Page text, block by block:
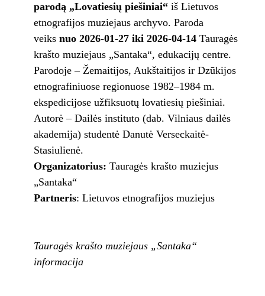
parodą „Lovatiesių piešiniai“iš Lietuvos
etnografijos muziejaus archyvo. Paroda
veiks nuo 2026-01-27 iki 2026-04-14Tauragės
krašto muziejaus „Santaka“, edukacijų centre.
Parodoje – Žemaitijos, Aukštaitijos ir Dzūkijos
etnografiniuose regionuose 1982–1984 m.
ekspedicijose užfiksuotų lovatiesių piešiniai.
Autorė – Dailės instituto (dab. Vilniaus dailės
akademija) studentė Danutė Verseckaitė-
Stasiulienė.
Organizatorius: Tauragės krašto muziejus
„Santaka“
Partneris: Lietuvos etnografijos muziejus
Tauragės krašto muziejaus „Santaka“
informacija